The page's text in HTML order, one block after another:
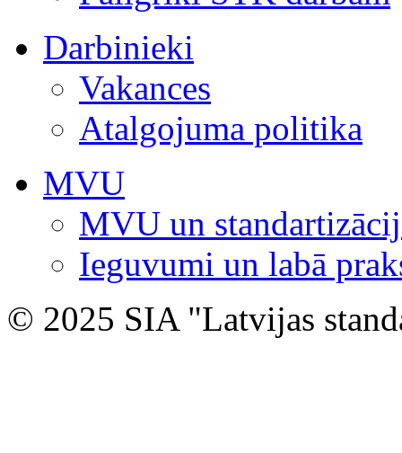
Darbinieki
Vakances
Atalgojuma politika
MVU
MVU un
Ieguvumi un labā
© 2025 SIA "Latvijas